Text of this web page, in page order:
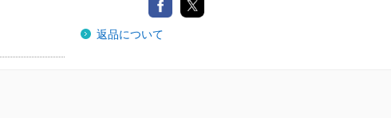
返品について